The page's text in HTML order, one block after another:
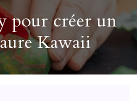
pour créer un
Kawaii